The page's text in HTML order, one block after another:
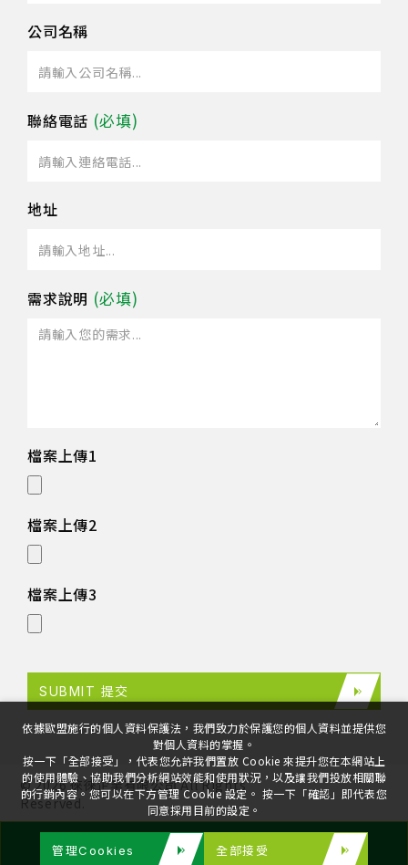
公司名稱
聯絡電話
地址
需求說明
檔案上傳1
檔案上傳2
檔案上傳3
SUBMIT 提交
©2026徠徠企業有限公司All Rights
Reserved.
依據歐盟施行的個人資料保護法，我們致力於保護您的個人資料並提供您
對個人資料的掌握。
按一下「全部接受」，代表您允許我們置放 Cookie 來提升您在本網站上
的使用體驗、協助我們分析網站效能和使用狀況，以及讓我們投放相關聯
的行銷內容。您可以在下方管理 Cookie 設定。 按一下「確認」即代表您
同意採用目前的設定。
管理Cookies 全部接受